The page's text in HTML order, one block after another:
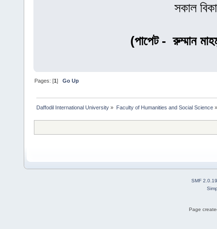
সকাল
(পাপেট - রুম্মান
Pages: [1]Go Up
Daffodil International University » Faculty of Humanities and Social Science»
SMF 2.0.19
Page